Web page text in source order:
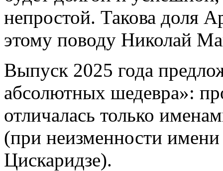
непростой. Такова доля
этому поводу Николай
Выпуск 2025 года
абсолютных шедевра»:
отличалась только
(при неизменности
Цискаридзе).